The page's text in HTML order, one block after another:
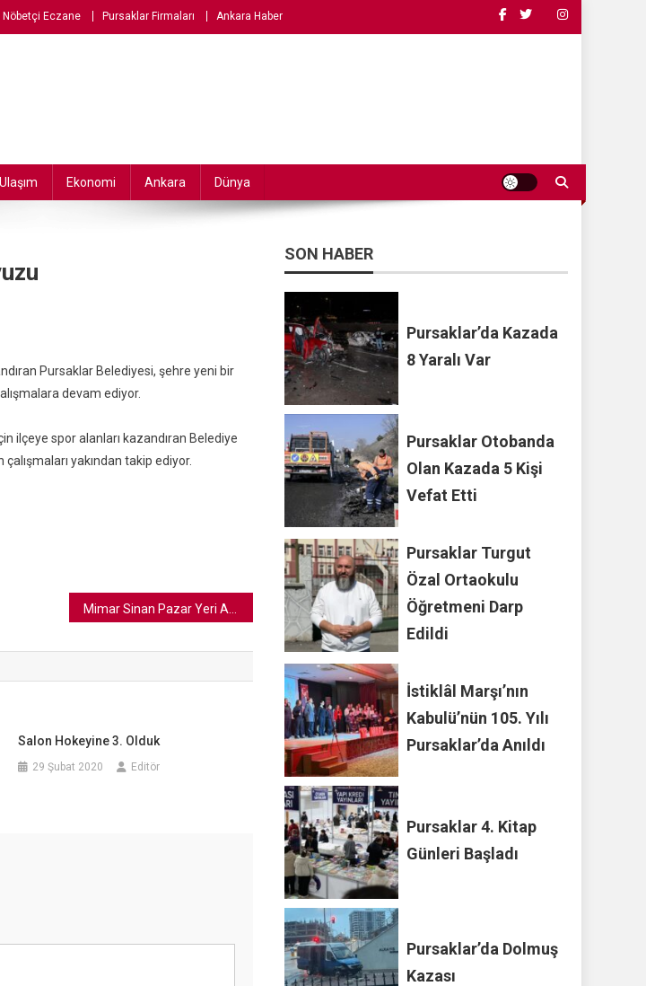
Nöbetçi Eczane Pursaklar Firmaları Ankara Haber
Ulaşım Ekonomi Ankara Dünya
Pursaklar Belediyesi, şehre yeni bir
devam ediyor.
ilçeye spor alanları kazandıran Belediye
yakından takip ediyor.
Salon Hokeyine 3. Olduk
29 Şubat 2020 Editör
SON HABER
Pursaklar’da Kazada
8 Yaralı Var
Pursaklar Otobanda
Olan Kazada 5 Kişi
Vefat Etti
Pursaklar Turgut
Özal Ortaokulu
Öğretmeni Darp
Edildi
İstiklâl Marşı’nın
Kabulü’nün 105. Yılı
Pursaklar’da Anıldı
Pursaklar 4. Kitap
Günleri Başladı
Pursaklar’da Dolmuş
Kazası